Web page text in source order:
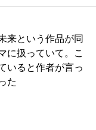
来という作品が同
に扱っていて。こ
いると作者が言っ
た